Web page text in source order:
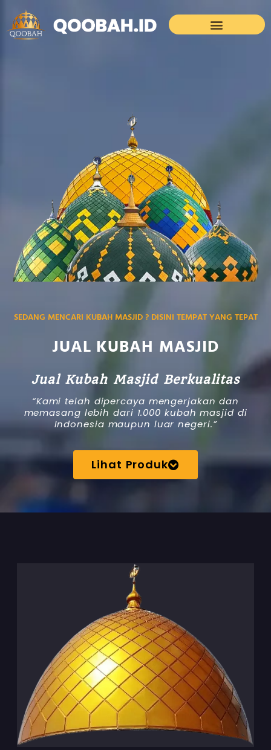
SEDANG MENCARI KUBAH MASJID ? DISINI TEMPAT YANG TEPAT
JUAL KUBAH MASJID
Jual Kubah Masjid Berkualitas
“Kami telah dipercaya mengerjakan dan
memasang lebih dari 1.000 kubah masjid di
Indonesia maupun luar negeri.”
Lihat Produk